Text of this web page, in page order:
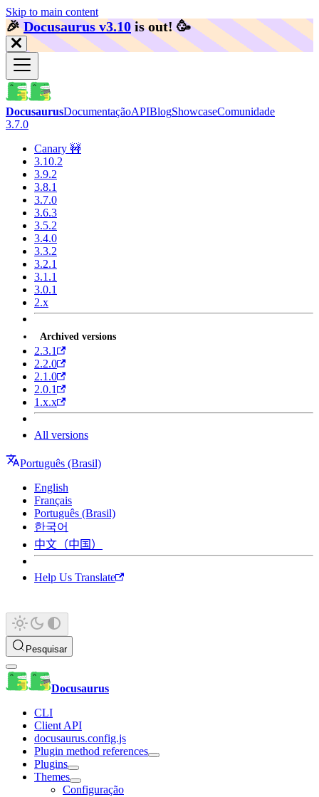
Skip to main content
🎉️Docusaurus v3.10 is out! 🥳️
DocusaurusDocumentaçãoAPIBlogShowcaseComunidade
3.7.0
Canary 🚧
3.10.2
3.9.2
3.8.1
3.7.0
3.6.3
3.5.2
3.4.0
3.3.2
3.2.1
3.1.1
3.0.1
2.x
Archived versions
2.3.1
2.2.0
2.1.0
2.0.1
1.x.x
All versions
Português (Brasil)
English
Français
Português (Brasil)
한국어
中文（中国）
Help Us Translate
Pesquisar
Docusaurus
CLI
Client API
docusaurus.config.js
Plugin method references
Plugins
Themes
Configuração